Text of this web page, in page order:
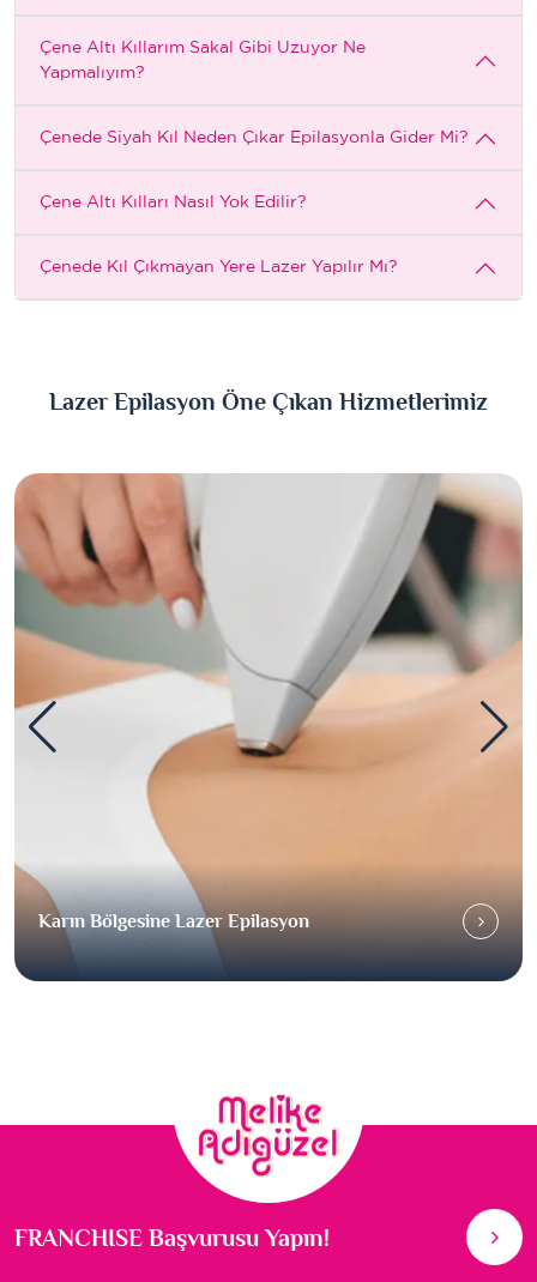
Çene Altı Kıllarım Sakal Gibi Uzuyor Ne
Yapmalıyım?
Çenede Siyah Kıl Neden Çıkar Epilasyonla Gider Mi?
Çene Altı Kılları Nasıl Yok Edilir?
Çenede Kıl Çıkmayan Yere Lazer Yapılır Mı?
Lazer Epilasyon Öne Çıkan Hizmetlerimiz
Karın Bölgesine Lazer Epilasyon
FRANCHISE Başvurusu Yapın!